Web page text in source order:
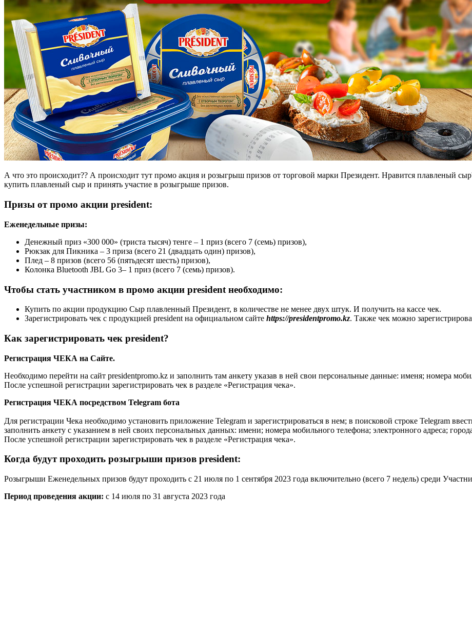
А что это происходит?? А происходит тут промо акция и розыгрыш призов от торговой марки Президент. Нравится плавленый
купить плавленый сыр и принять участие в розыгрыше призов.
Призы от промо акции president:
Еженедельные призы:
Денежный приз «300 000» (триста тысяч) тенге – 1 приз (всего 7 (семь) призов),
Рюкзак для Пикника – 3 приза (всего 21 (двадцать один) призов),
Плед – 8 призов (всего 56 (пятьдесят шесть) призов),
Колонка Bluetooth JBL Go 3– 1 приз (всего 7 (семь) призов).
Чтобы стать участником в промо акции president необходимо:
Купить по акции продукцию Сыр плавленный Президент, в количестве не менее двух штук. И получить на кассе чек.
Зарегистрировать чек с продукцией president на официальном сайте https://presidentpromo.kz. Также чек можно
Как зарегистрировать чек president?
Регистрация ЧЕКА на Сайте.
Необходимо перейти на сайт presidentpromo.kz и заполнить там анкету указав в ней свои персональные данные: именя; номера
После успешной регистрации зарегистрировать чек в разделе «Регистрация чека».
Регистрация ЧЕКА посредством Telegram бота
Для регистрации Чека необходимо установить приложение Telegram и зарегистрироваться в нем; в поисковой строке Telegram
заполнить анкету с указанием в ней своих персональных данных: имени; номера мобильного телефона; электронного адреса;
После успешной регистрации зарегистрировать чек в разделе «Регистрация чека».
Когда будут проходить розыгрыши призов president:
Розыгрыши Еженедельных призов будут проходить с 21 июля по 1 сентября 2023 года включительно (всего 7 недель) среди
Период проведения акции: с 14 июля по 31 августа 2023 года